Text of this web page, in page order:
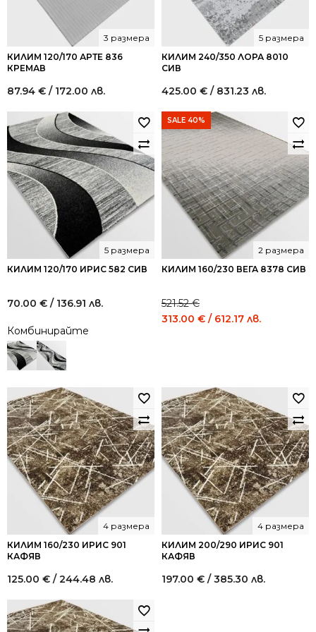
КИЛИМ 120/170 АРТЕ 836
КРЕМАВ
3 размера
87.94 € / 172.00 лв.
КИЛИМ 240/350 ЛОРА 8010
СИВ
5 размера
425.00 € / 831.23 лв.
КИЛИМ 120/170 ИРИС 582 СИВ
5 размера
70.00 € / 136.91 лв.
Комбинирайте
SALE 40%
КИЛИМ 160/230 ВЕГА 8378 СИВ
2 размера
521.52€
Original
1,020.00
лв..
313.00 € / 612.17 лв.
612.17
лв..
КИЛИМ 160/230 ИРИС 901
КАФЯВ
4 размера
125.00 € / 244.48 лв.
КИЛИМ 200/290 ИРИС 901
КАФЯВ
4 размера
197.00 € / 385.30 лв.